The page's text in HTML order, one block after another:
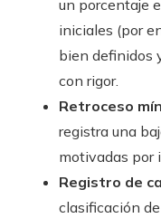
un porcentaje
iniciales (por
bien definidos
con rigor.
Retroceso
registra una
motivadas por
Registro de
clasificación